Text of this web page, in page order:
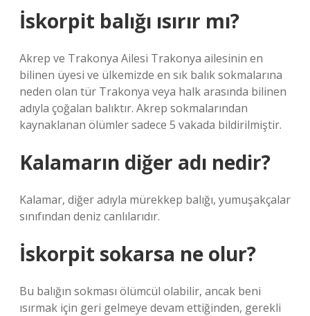
İskorpit balığı ısırır mı?
Akrep ve Trakonya Ailesi Trakonya ailesinin en
bilinen üyesi ve ülkemizde en sık balık sokmalarına
neden olan tür Trakonya veya halk arasında bilinen
adıyla çoğalan balıktır. Akrep sokmalarından
kaynaklanan ölümler sadece 5 vakada bildirilmiştir.
Kalamarın diğer adı nedir?
Kalamar, diğer adıyla mürekkep balığı, yumuşakçalar
sınıfından deniz canlılarıdır.
İskorpit sokarsa ne olur?
Bu balığın sokması ölümcül olabilir, ancak beni
ısırmak için geri gelmeye devam ettiğinden, gerekli